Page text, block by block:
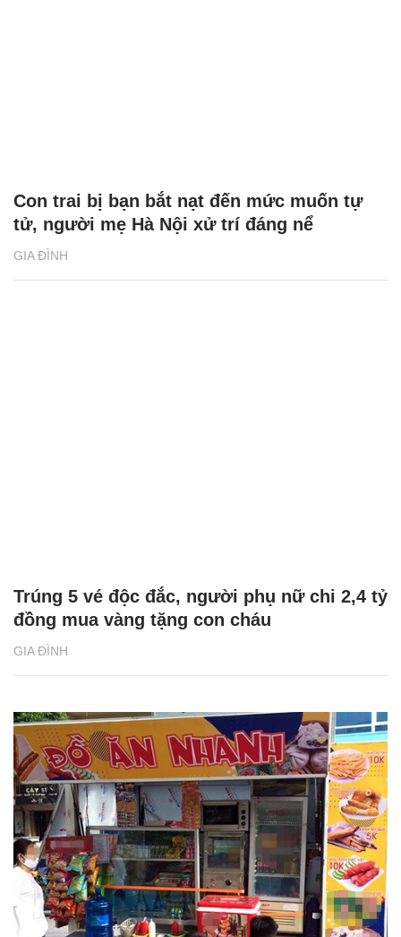
GIA ĐÌNH
Con trai bị bạn bắt nạt đến mức muốn tự
tử, người mẹ Hà Nội xử trí đáng nể
GIA ĐÌNH
Trúng 5 vé độc đắc, người phụ nữ chi 2,4 tỷ
đồng mua vàng tặng con cháu